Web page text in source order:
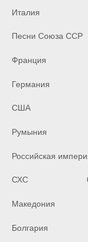
Италия
Песни Союза ССР
Франция
Германия
США
Румыния
Российская
СХС
Македония
Болгария